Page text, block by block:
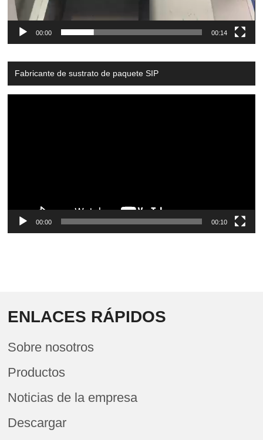
00:00 00:14
Fabricante de sustrato de paquete SIP
00:00 00:10
ENLACES RÁPIDOS
Sobre nosotros
Productos
Noticias de la empresa
Descargar